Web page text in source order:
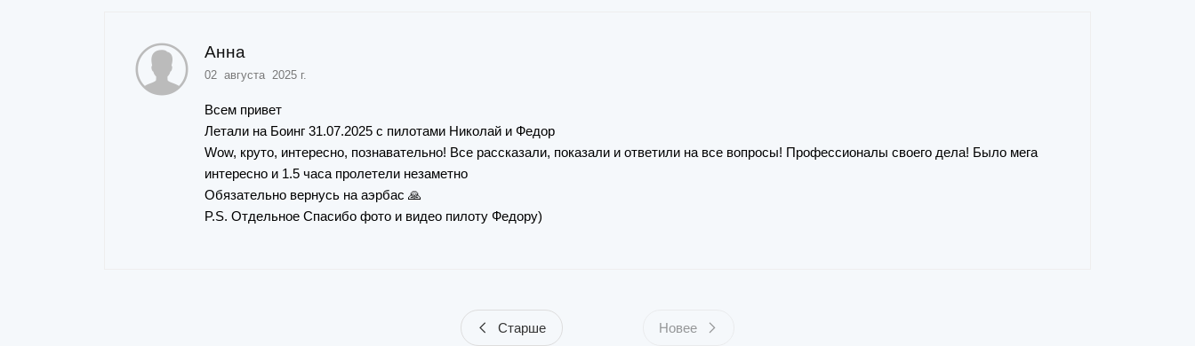
Анна
02 августа 2025 г.
Всем привет
Летали на Боинг 31.07.2025 с пилотами Николай и Федор
Wow, круто, интересно, познавательно! Все рассказали, показали и ответили на все вопросы! Профессионалы своего дела! Было мега
интересно и 1.5 часа пролетели незаметно
Обязательно вернусь на аэрбас 🙏
P.S. Отдельное Спасибо фото и видео пилоту Федору)
Старше Новее